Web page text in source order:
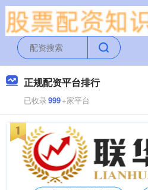
正规配资平台排行
已收录999+家平台